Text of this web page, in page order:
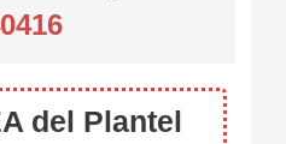
del Plantel